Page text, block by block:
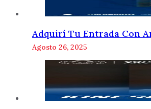
Adquirí Tu Entrada Con
Agosto 26, 2025